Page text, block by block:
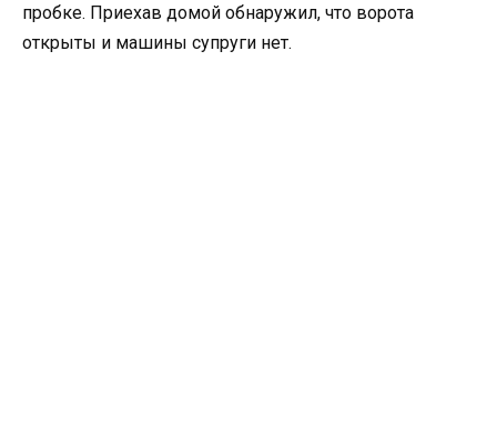
пробке. Приехав домой обнаружил, что ворота
открыты и машины супруги нет.